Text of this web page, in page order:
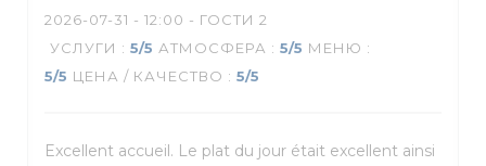
2026-07-31 - 12:00 - ГОСТИ 2
УСЛУГИ : 5/5 АТМОСФЕРА : 5/5 МЕНЮ :
5/5 ЦЕНА / КАЧЕСТВО : 5/5
Excellent accueil. Le plat du jour était excellent ainsi